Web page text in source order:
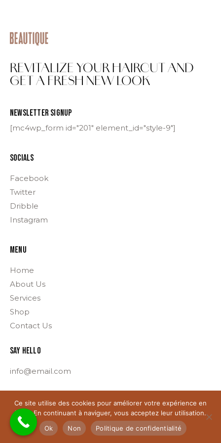
REVITALIZE YOUR HAIRCUT AND
GET A FRESH NEW LOOK
NEWSLETTER SIGNUP
[mc4wp_form id="201" element_id="style-9"]
SOCIALS
Facebook
Twitter
Dribble
Instagram
MENU
Home
About Us
Services
Shop
Contact Us
SAY HELLO
info@email.com
AxiomThemes© {{Y}}. All rights reserved.
Ce site utilise des cookies pour améliorer votre expérience en
ligne. En continuant à naviguer, vous acceptez leur utilisation.
Ok
Non Politique de confidentialité